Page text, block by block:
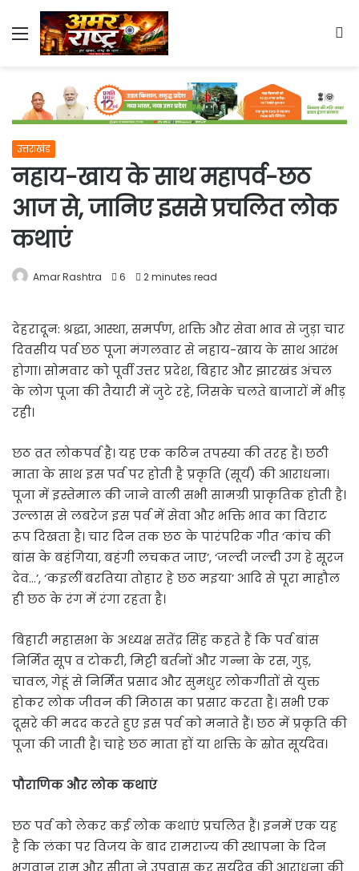
Menu
उत्तराखंड
नहाय-खाय के साथ महापर्व-छठ
आज से, जानिए इससे प्रचलित लोक
कथाएं
Amar Rashtra 6 2 minutes read
देहरादून: श्रद्धा, आस्था, समर्पण, शक्ति और सेवा भाव से जुड़ा चार
दिवसीय पर्व छठ पूजा मंगलवार से नहाय-खाय के साथ आरंभ
होगा। सोमवार को पूर्वी उत्तर प्रदेश, बिहार और झारखंड अंचल
के लोग पूजा की तैयारी में जुटे रहे, जिसके चलते बाजारों में भीड़
रही।
छठ व्रत लोकपर्व है। यह एक कठिन तपस्या की तरह है। छठी
माता के साथ इस पर्व पर होती है प्रकृति (सूर्य) की आराधना।
पूजा में इस्तेमाल की जाने वाली सभी सामग्री प्राकृतिक होती है।
उल्लास से लबरेज इस पर्व में सेवा और भक्ति भाव का विराट
रूप दिखता है। चार दिन तक छठ के पारंपरिक गीत ‘कांच की
बांस के बहंगिया, बहंगी लचकत जाए’, ‘जल्दी जल्दी उग हे सूरज
देव…’, ‘कइलीं बरतिया तोहार हे छठ मइया’ आदि से पूरा माहौल
ही छठ के रंग में रंगा रहता है।
बिहारी महासभा के अध्यक्ष सतेंद्र सिंह कहते हैं कि पर्व बांस
निर्मित सूप व टोकरी, मिट्टी बर्तनों और गन्ना के रस, गुड़,
चावल, गेहूं से निर्मित प्रसाद और सुमधुर लोकगीतों से युक्त
होकर लोक जीवन की मिठास का प्रसार करता है। सभी एक
दूसरे की मदद करते हुए इस पर्व को मनाते हैं। छठ में प्रकृति की
पूजा की जाती है। चाहे छठ माता हों या शक्ति के स्रोत सूर्यदेव।
पौराणिक और लोक कथाएं
छठ पर्व को लेकर कई लोक कथाएं प्रचलित हैं। इनमें एक यह
है कि लंका पर विजय के बाद रामराज्य की स्थापना के दिन
भगवान राम और सीता ने उपवास कर सूर्यदेव की आराधना की